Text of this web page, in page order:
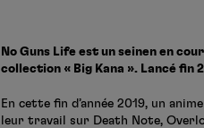
No Guns Life est un seinen en
collection « Big Kana ». Lancé fin
En cette fin d’année 2019, un
leur travail sur Death Note,